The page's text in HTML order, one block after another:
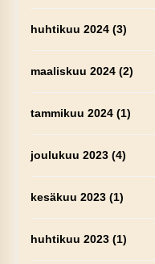
huhtikuu 2024(3)
maaliskuu 2024(2)
tammikuu 2024(1)
joulukuu 2023(4)
kesäkuu 2023(1)
huhtikuu 2023(1)